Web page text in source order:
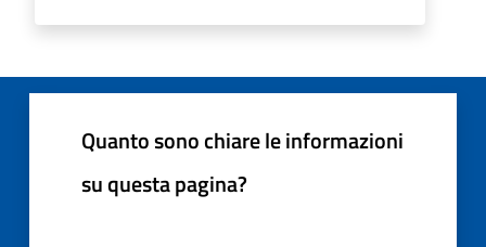
Quanto sono chiare le informazioni
su questa pagina?